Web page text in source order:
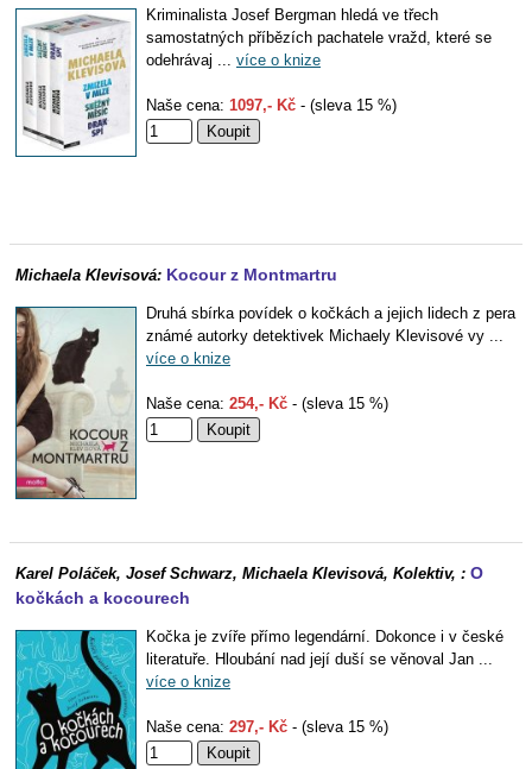
Kriminalista Josef Bergman hledá ve třech
samostatných příbězích pachatele vražd, které se
odehrávaj ... více o knize
Naše cena: 1097,- Kč - (sleva 15 %)
Michaela Klevisová: Kocour z Montmartru
Druhá sbírka povídek o kočkách a jejich lidech z pera
známé autorky detektivek Michaely Klevisové vy ...
více o knize
Naše cena: 254,- Kč - (sleva 15 %)
Karel Poláček, Josef Schwarz, Michaela Klevisová, Kolektiv, : O
kočkách a kocourech
Kočka je zvíře přímo legendární. Dokonce i v české
literatuře. Hloubání nad její duší se věnoval Jan ...
více o knize
Naše cena: 297,- Kč - (sleva 15 %)